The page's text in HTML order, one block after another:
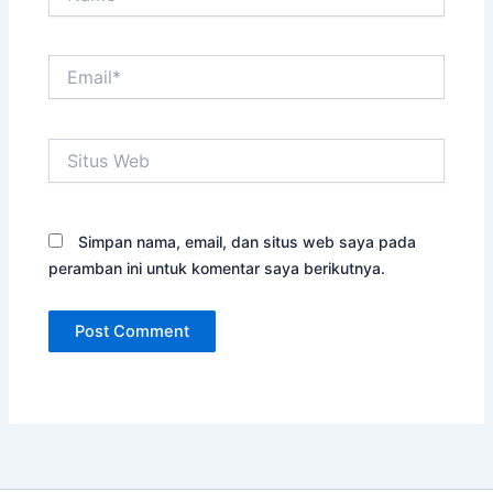
Web
Simpan nama, email, dan situs web saya pada
peramban ini untuk komentar saya berikutnya.